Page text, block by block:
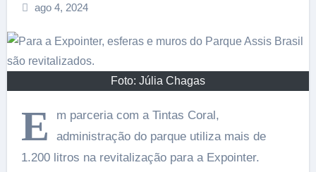
ago 4, 2024
Foto: Júlia Chagas
E
m parceria com a Tintas Coral,
administração do parque utiliza mais de
1.200 litros na revitalização para a Expointer.